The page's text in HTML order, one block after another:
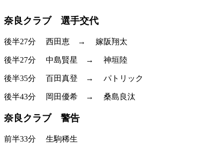
奈良クラブ 選手交代
後半27分 西田恵 → 嫁阪翔太
後半27分 中島賢星 → 神垣陸
後半35分 百田真登 → パトリック
後半43分 岡田優希 → 桑島良汰
奈良クラブ 警告
前半33分 生駒稀生